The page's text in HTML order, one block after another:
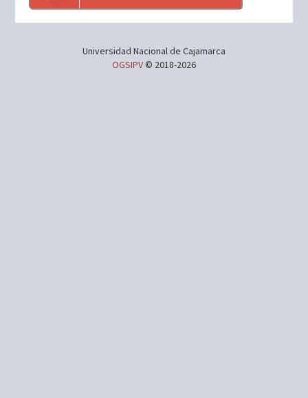
Universidad Nacional de Cajamarca
OGSIPV© 2018-2026